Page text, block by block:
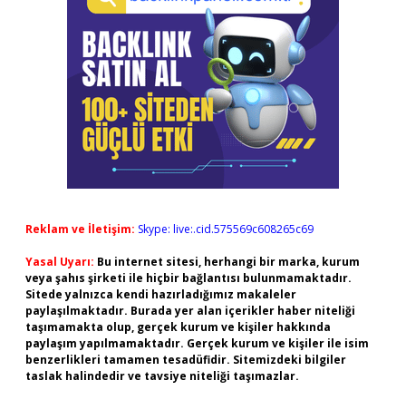
Reklam ve İletişim: Skype: live:.cid.575569c608265c69
Yasal Uyarı: Bu internet sitesi, herhangi bir marka, kurum
veya şahıs şirketi ile hiçbir bağlantısı bulunmamaktadır.
Sitede yalnızca kendi hazırladığımız makaleler
paylaşılmaktadır. Burada yer alan içerikler haber niteliği
taşımamakta olup, gerçek kurum ve kişiler hakkında
paylaşım yapılmamaktadır. Gerçek kurum ve kişiler ile isim
benzerlikleri tamamen tesadüfidir. Sitemizdeki bilgiler
taslak halindedir ve tavsiye niteliği taşımazlar.